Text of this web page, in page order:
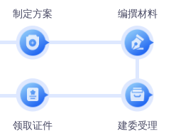
制定方案 编撰材料
领取证件 建委受理